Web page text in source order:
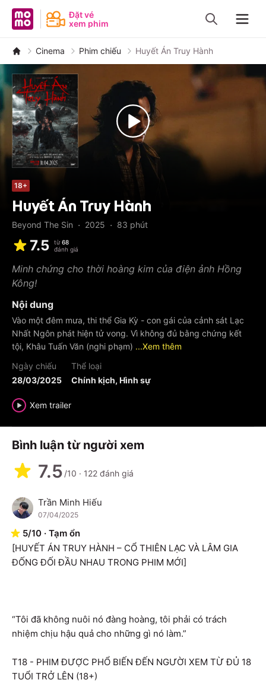
MoMo - Ứng dụng tài chính
Đặt vé
xem phim
Cinema Phim chiếu Huyết Án Truy Hành
18+
Huyết Án Truy Hành
Beyond The Sin · 2025 · 83 phút
7.5 từ 68
đánh giá
Minh chứng cho thời hoàng kim của điện ảnh Hồng
Kông!
Nội dung
Vào một đêm mưa, thi thể Gia Kỳ - con gái của cảnh sát Lạc
Nhất Ngôn phát hiện tử vong. Vì không đủ bằng chứng kết
tội, Khâu Tuấn Văn (nghi phạm) ...Xem thêm
Ngày chiếu
28/03/2025
Thể loại
Chính kịch, Hình sự
Xem trailer
Bình luận từ người xem
7.5 /10 · 122 đánh giá
T Trần Minh Hiếu
07/04/2025
5/10 · Tạm ổn
[HUYẾT ÁN TRUY HÀNH – CỔ THIÊN LẠC VÀ LÂM GIA
ĐỐNG ĐỐI ĐẦU NHAU TRONG PHIM MỚI]
“Tôi đã không nuôi nó đàng hoàng, tôi phải có trách
nhiệm chịu hậu quả cho những gì nó làm.”
T18 - PHIM ĐƯỢC PHỔ BIẾN ĐẾN NGƯỜI XEM TỪ ĐỦ 18
TUỔI TRỞ LÊN (18+)